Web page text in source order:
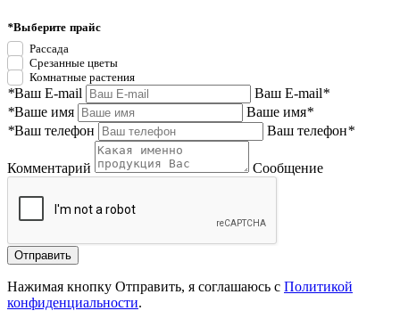
*Выберите прайс
Рассада
Срезанные цветы
Комнатные растения
*Ваш E-mail Ваш E-mail*
*Ваше имя Ваше имя*
*Ваш телефон Ваш телефон*
Комментарий Сообщение
Нажимая кнопку Отправить, я соглашаюсь с Политикой
конфиденциальности.